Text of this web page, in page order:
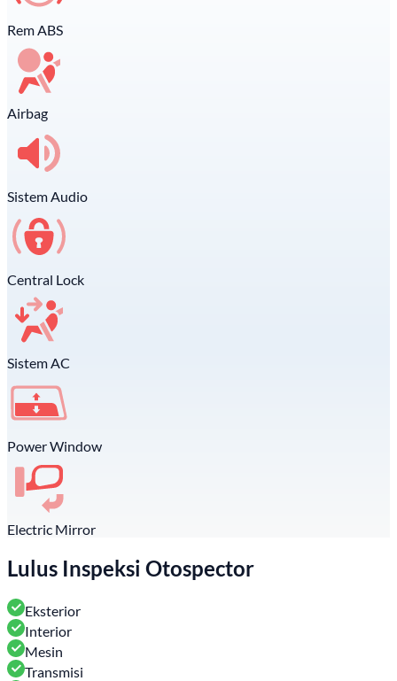
Rem ABS
Airbag
Sistem Audio
Central Lock
Sistem AC
Power Window
Electric Mirror
Lulus Inspeksi Otospector
Eksterior
Interior
Mesin
Transmisi